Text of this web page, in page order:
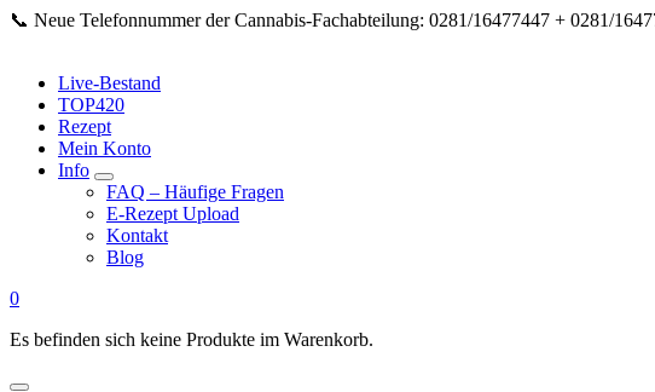
Springe
📞 Neue Telefonnummer der Cannabis‑Fachabteilung: 0281/16477447 + 0281/
Live-Bestand
TOP420
Rezept
Mein Konto
Info
FAQ – Häufige Fragen
E-Rezept Upload
Kontakt
Blog
0
Es befinden sich keine Produkte im Warenkorb.